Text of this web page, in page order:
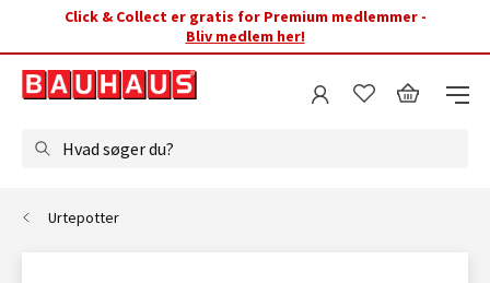
Click & Collect er gratis for Premium medlemmer -
Bliv medlem her!
Hvad søger du?
Urtepotter